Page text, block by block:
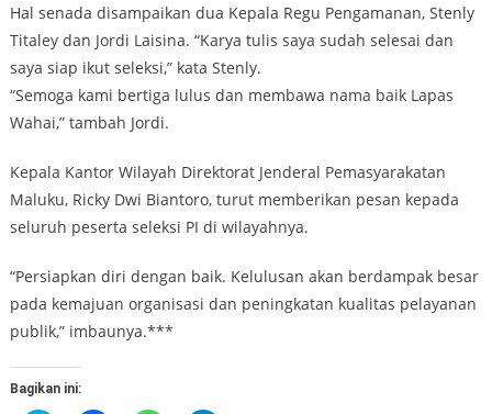
Hal senada disampaikan dua Kepala Regu Pengamanan, Stenly
Titaley dan Jordi Laisina. “Karya tulis saya sudah selesai dan
saya siap ikut seleksi,” kata Stenly.
“Semoga kami bertiga lulus dan membawa nama baik Lapas
Wahai,” tambah Jordi.
Kepala Kantor Wilayah Direktorat Jenderal Pemasyarakatan
Maluku, Ricky Dwi Biantoro, turut memberikan pesan kepada
seluruh peserta seleksi PI di wilayahnya.
“Persiapkan diri dengan baik. Kelulusan akan berdampak besar
pada kemajuan organisasi dan peningkatan kualitas pelayanan
publik,” imbaunya.***
Bagikan ini: